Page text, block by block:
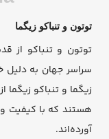
توتون و تنباکو زیگما
توتون و تنباکو از
سراسر جهان به
زیگما و تنباکو
هستند که با کیفیت و
آورده‌اند.